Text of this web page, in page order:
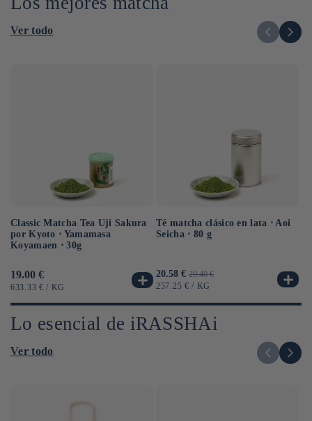
Ver todo
Classic Matcha Tea Uji Sakura
por Kyoto ⋅ Yamamasa
Koyamaen ⋅ 30g
Precio
habitual
19.00 €
PRECIO
633.33 € / POR
KG
Té matcha clásico en lata ⋅ Aoi
Seicha ⋅ 80 g
Precio
de
20.58 € Precio
habitual
29.40 €
PRECIO
257.25 € / POR
KG
Lo esencial de iRASSHAi
Ver todo